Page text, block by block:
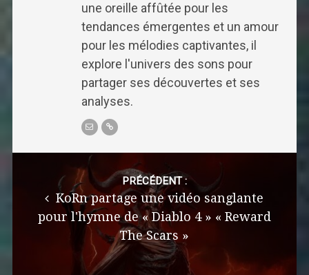
une oreille affûtée pour les
tendances émergentes et un amour
pour les mélodies captivantes, il
explore l'univers des sons pour
partager ses découvertes et ses
analyses.
navigation
PRÉCÉDENT :
KoRn partage une vidéo sanglante
pour l'hymne de « Diablo 4 » « Reward
The Scars »